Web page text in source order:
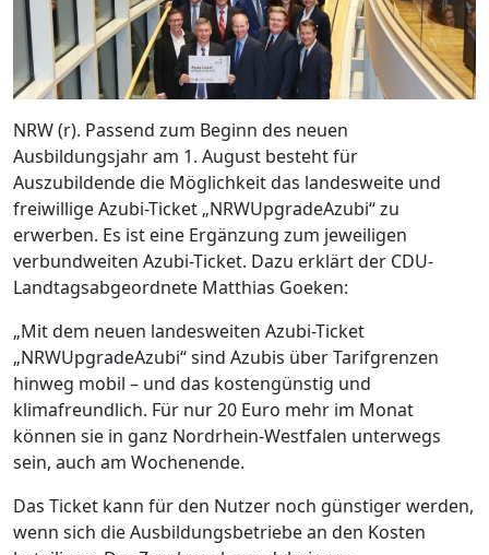
NRW (r). Passend zum Beginn des neuen
Ausbildungsjahr am 1. August besteht für
Auszubildende die Möglichkeit das landesweite und
freiwillige Azubi-Ticket „NRWUpgradeAzubi“ zu
erwerben. Es ist eine Ergänzung zum jeweiligen
verbundweiten Azubi-Ticket. Dazu erklärt der CDU-
Landtagsabgeordnete Matthias Goeken:
„Mit dem neuen landesweiten Azubi-Ticket
„NRWUpgradeAzubi“ sind Azubis über Tarifgrenzen
hinweg mobil – und das kostengünstig und
klimafreundlich. Für nur 20 Euro mehr im Monat
können sie in ganz Nordrhein-Westfalen unterwegs
sein, auch am Wochenende.
Das Ticket kann für den Nutzer noch günstiger werden,
wenn sich die Ausbildungsbetriebe an den Kosten